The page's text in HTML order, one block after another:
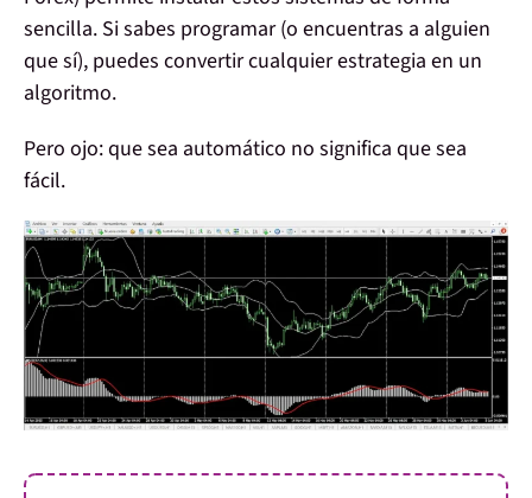
sencilla. Si sabes programar (o encuentras a alguien
que sí), puedes convertir cualquier estrategia en un
algoritmo.
Pero ojo:que sea automático no significa que sea
fácil.